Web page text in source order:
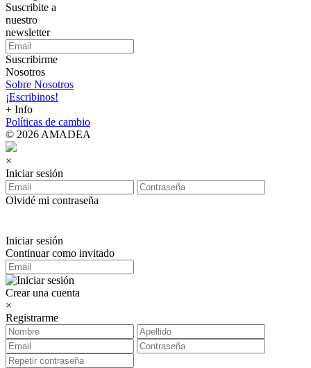
Suscribite a
nuestro
newsletter
Suscribirme
Nosotros
Sobre Nosotros
¡Escribinos!
+ Info
Políticas de cambio
© 2026 AMADEA
×
Iniciar sesión
Olvidé mi contraseña
Iniciar sesión
Continuar como invitado
Crear una cuenta
×
Registrarme